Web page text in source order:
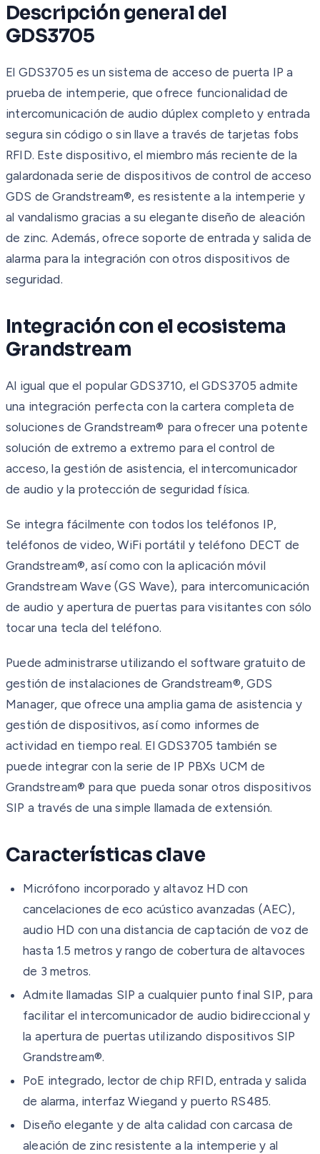
Descripción general del
GDS3705
El GDS3705 es un sistema de acceso de puerta IP a
prueba de intemperie, que ofrece funcionalidad de
intercomunicación de audio dúplex completo y entrada
segura sin código o sin llave a través de tarjetas fobs
RFID. Este dispositivo, el miembro más reciente de la
galardonada serie de dispositivos de control de acceso
GDS de Grandstream®, es resistente a la intemperie y
al vandalismo gracias a su elegante diseño de aleación
de zinc. Además, ofrece soporte de entrada y salida de
alarma para la integración con otros dispositivos de
seguridad.
Integración con el ecosistema
Grandstream
Al igual que el popular GDS3710, el GDS3705 admite
una integración perfecta con la cartera completa de
soluciones de Grandstream® para ofrecer una potente
solución de extremo a extremo para el control de
acceso, la gestión de asistencia, el intercomunicador
de audio y la protección de seguridad física.
Se integra fácilmente con todos los teléfonos IP,
teléfonos de video, WiFi portátil y teléfono DECT de
Grandstream®, así como con la aplicación móvil
Grandstream Wave (GS Wave), para intercomunicación
de audio y apertura de puertas para visitantes con sólo
tocar una tecla del teléfono.
Puede administrarse utilizando el software gratuito de
gestión de instalaciones de Grandstream®, GDS
Manager, que ofrece una amplia gama de asistencia y
gestión de dispositivos, así como informes de
actividad en tiempo real. El GDS3705 también se
puede integrar con la serie de IP PBXs UCM de
Grandstream® para que pueda sonar otros dispositivos
SIP a través de una simple llamada de extensión.
Características clave
Micrófono incorporado y altavoz HD con
cancelaciones de eco acústico avanzadas (AEC),
audio HD con una distancia de captación de voz de
hasta 1.5 metros y rango de cobertura de altavoces
de 3 metros.
Admite llamadas SIP a cualquier punto final SIP, para
facilitar el intercomunicador de audio bidireccional y
la apertura de puertas utilizando dispositivos SIP
Grandstream®.
PoE integrado, lector de chip RFID, entrada y salida
de alarma, interfaz Wiegand y puerto RS485.
Diseño elegante y de alta calidad con carcasa de
aleación de zinc resistente a la intemperie y al